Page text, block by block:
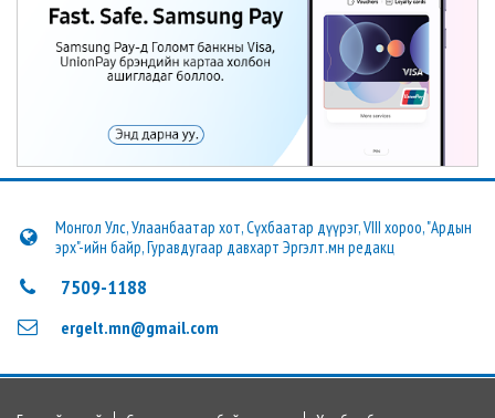
Монгол Улс, Улаанбаатар хот, Сүхбаатар дүүрэг, VIII хороо, "Ардын
эрх"-ийн байр, Гуравдугаар давхарт Эргэлт.мн редакц
7509-1188
ergelt.mn@gmail.com